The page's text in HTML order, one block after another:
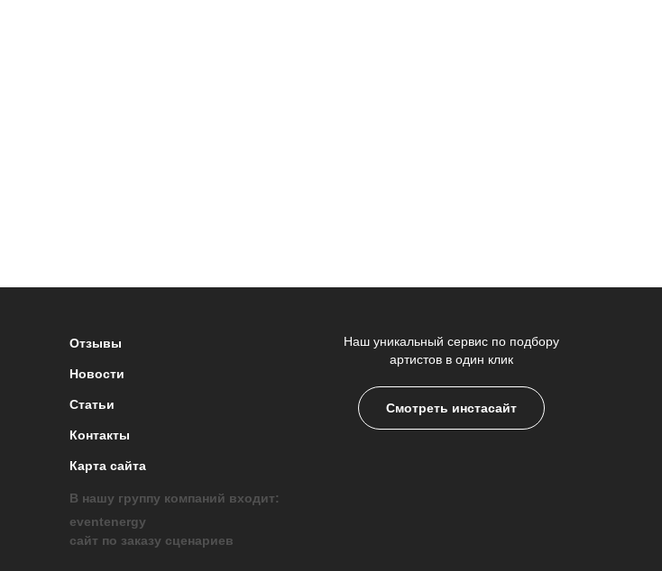
Отзывы
Новости
Статьи
Контакты
Карта сайта
Наш уникальный сервис по подбору
артистов в один клик
Смотреть инстасайт
В нашу группу компаний входит:
eventenergy
сайт по заказу сценариев